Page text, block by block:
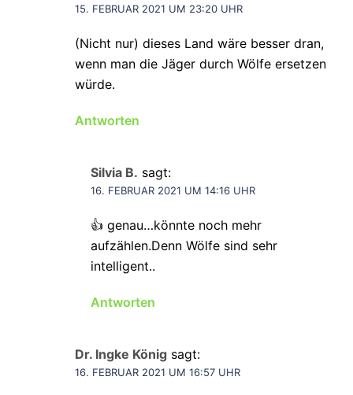
15. FEBRUAR 2021 UM 23:20 UHR
(Nicht nur) dieses Land wäre besser dran,
wenn man die Jäger durch Wölfe ersetzen
würde.
Antworten
Silvia B. sagt:
16. FEBRUAR 2021 UM 14:16 UHR
👍 genau…könnte noch mehr
aufzählen.Denn Wölfe sind sehr
intelligent..
Antworten
Dr. Ingke König sagt:
16. FEBRUAR 2021 UM 16:57 UHR